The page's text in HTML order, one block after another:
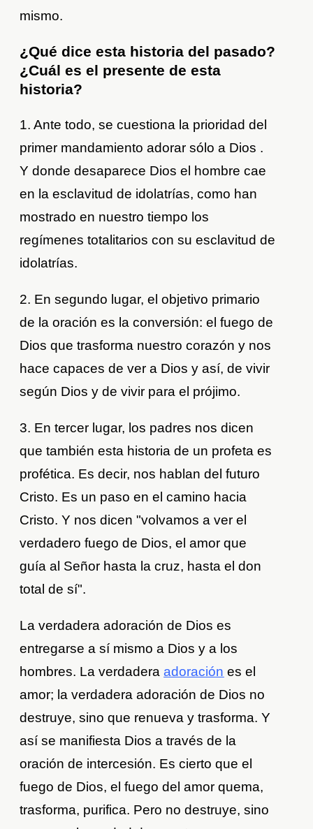
mismo.
¿Qué dice esta historia del pasado?
¿Cuál es el presente de esta
historia?
1. Ante todo, se cuestiona la prioridad del
primer mandamiento adorar sólo a Dios .
Y donde desaparece Dios el hombre cae
en la esclavitud de idolatrías, como han
mostrado en nuestro tiempo los
regímenes totalitarios con su esclavitud de
idolatrías.
2. En segundo lugar, el objetivo primario
de la oración es la conversión: el fuego de
Dios que trasforma nuestro corazón y nos
hace capaces de ver a Dios y así, de vivir
según Dios y de vivir para el prójimo.
3. En tercer lugar, los padres nos dicen
que también esta historia de un profeta es
profética. Es decir, nos hablan del futuro
Cristo. Es un paso en el camino hacia
Cristo. Y nos dicen "volvamos a ver el
verdadero fuego de Dios, el amor que
guía al Señor hasta la cruz, hasta el don
total de sí".
La verdadera adoración de Dios es
entregarse a sí mismo a Dios y a los
hombres. La verdaderaadoración es el
amor; la verdadera adoración de Dios no
destruye, sino que renueva y trasforma. Y
así se manifiesta Dios a través de la
oración de intercesión. Es cierto que el
fuego de Dios, el fuego del amor quema,
trasforma, purifica. Pero no destruye, sino